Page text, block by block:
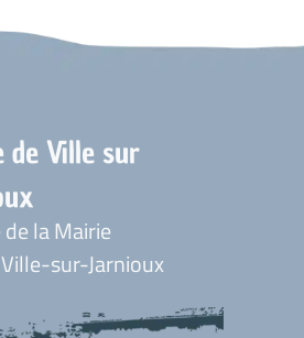
de Ville sur
la Mairie
sur-Jarnioux